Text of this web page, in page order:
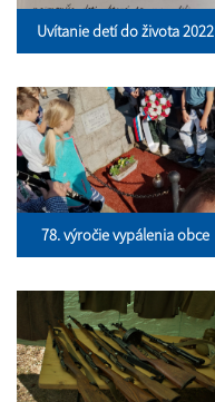
Uvítanie detí do života 2022
78. výročie vypálenia obce